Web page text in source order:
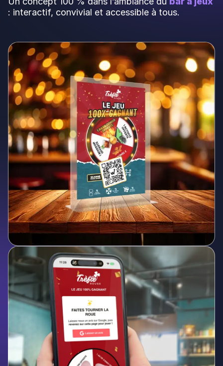
: interactif, convivial et accessible à tous.